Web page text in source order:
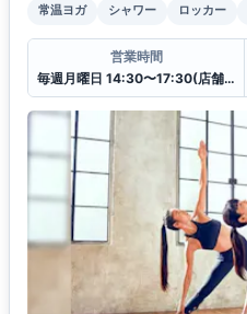
常温ヨガ
シャワー ロッカー
営業時間
毎週月曜日 14:30〜17:30(店舗クローズ)